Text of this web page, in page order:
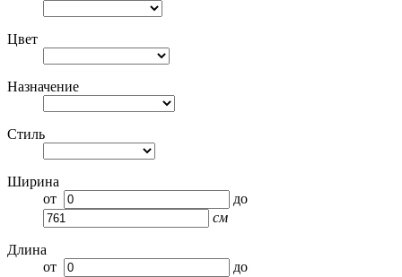
Цвет
Назначение
Стиль
Ширина
от
до
см
Длина
от
до